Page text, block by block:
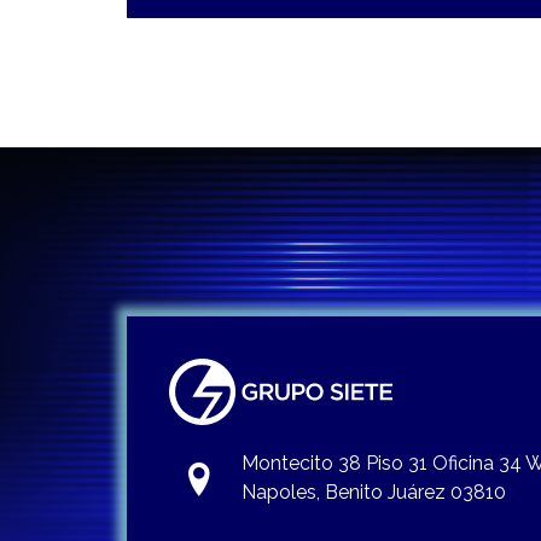
Montecito 38 Piso 31 Oficina 34
Napoles, Benito Juárez 03810